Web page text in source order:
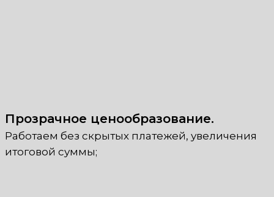
Прозрачное ценообразование.
Работаем без скрытых платежей, увеличения
итоговой суммы;